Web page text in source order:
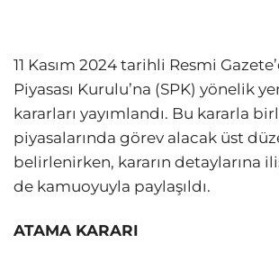
11 Kasım 2024 tarihli Resmi
Piyasası Kurulu’na (SPK) yönelik
kararları yayımlandı. Bu kararla
piyasalarında görev alacak üst
belirlenirken, kararın detaylarına
de kamuoyuyla paylaşıldı.
ATAMA KARARI